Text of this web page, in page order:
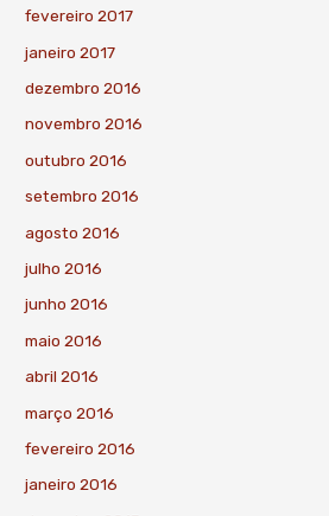
fevereiro 2017
janeiro 2017
dezembro 2016
novembro 2016
outubro 2016
setembro 2016
agosto 2016
julho 2016
junho 2016
maio 2016
abril 2016
março 2016
fevereiro 2016
janeiro 2016